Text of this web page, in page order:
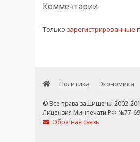
Комментарии
Только зарегистрированные
Политика Экономика
© Все права защищены 2002-
Лицензия Минпечати РФ №77-
Обратная связь